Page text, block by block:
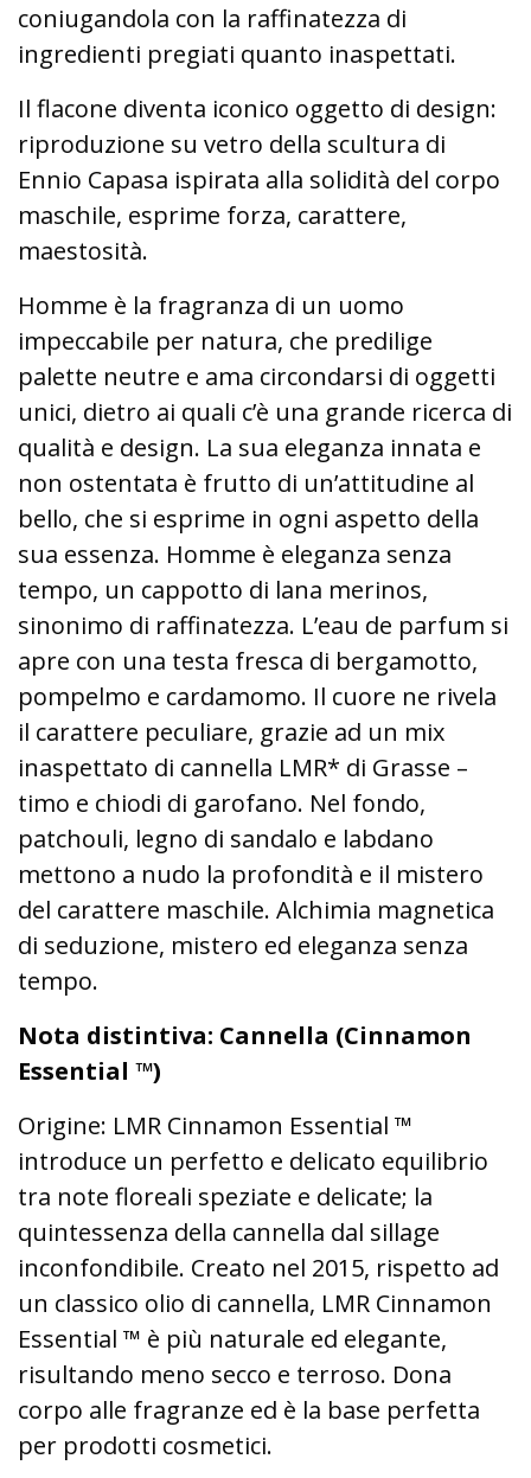
coniugandola con la raffinatezza di
ingredienti pregiati quanto inaspettati.
Il flacone diventa iconico oggetto di design:
riproduzione su vetro della scultura di
Ennio Capasa ispirata alla solidità del corpo
maschile, esprime forza, carattere,
maestosità.
Homme è la fragranza di un uomo
impeccabile per natura, che predilige
palette neutre e ama circondarsi di oggetti
unici, dietro ai quali c’è una grande ricerca di
qualità e design. La sua eleganza innata e
non ostentata è frutto di un’attitudine al
bello, che si esprime in ogni aspetto della
sua essenza. Homme è eleganza senza
tempo, un cappotto di lana merinos,
sinonimo di raffinatezza. L’eau de parfum si
apre con una testa fresca di bergamotto,
pompelmo e cardamomo. Il cuore ne rivela
il carattere peculiare, grazie ad un mix
inaspettato di cannella LMR* di Grasse –
timo e chiodi di garofano. Nel fondo,
patchouli, legno di sandalo e labdano
mettono a nudo la profondità e il mistero
del carattere maschile. Alchimia magnetica
di seduzione, mistero ed eleganza senza
tempo.
Nota distintiva: Cannella (Cinnamon
Essential ™)
Origine: LMR Cinnamon Essential ™
introduce un perfetto e delicato equilibrio
tra note floreali speziate e delicate; la
quintessenza della cannella dal sillage
inconfondibile. Creato nel 2015, rispetto ad
un classico olio di cannella, LMR Cinnamon
Essential ™ è più naturale ed elegante,
risultando meno secco e terroso. Dona
corpo alle fragranze ed è la base perfetta
per prodotti cosmetici.